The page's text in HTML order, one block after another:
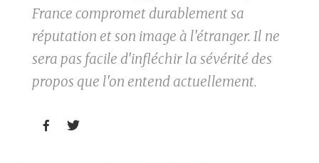
France compromet durablement sa
réputation et son image à l'étranger. Il ne
sera pas facile d'infléchir la sévérité des
propos que l'on entend actuellement.
 